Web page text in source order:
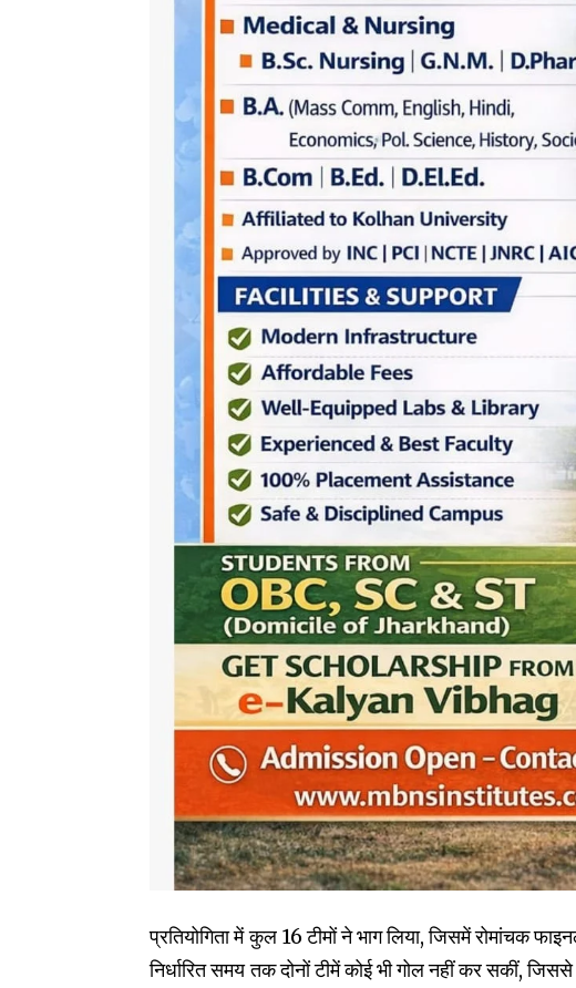
प्रतियोगिता में कुल 16 टीमों ने भाग लिया, जिसमें रोमांचक
निर्धारित समय तक दोनों टीमें कोई भी गोल नहीं कर सकीं,